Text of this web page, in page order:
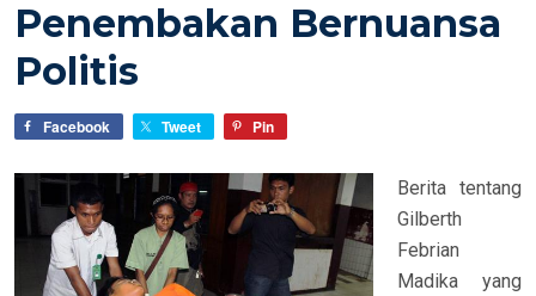
D
N
Penembakan Bernuansa
Politis
Facebook Tweet Pin
Berita tentang
Gilberth
Febrian
Madika yang